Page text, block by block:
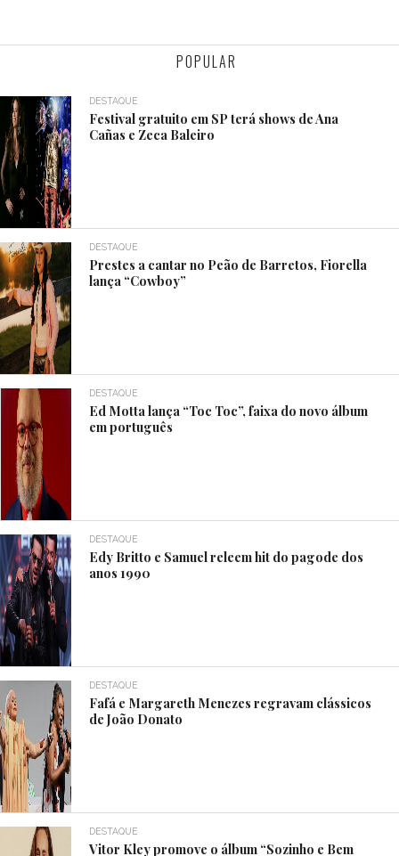
POPULAR
DESTAQUE
Festival gratuito em SP terá shows de Ana
Cañas e Zeca Baleiro
DESTAQUE
Prestes a cantar no Peão de Barretos, Fiorella
lança “Cowboy”
DESTAQUE
Ed Motta lança “Toc Toc”, faixa do novo álbum
em português
DESTAQUE
Edy Britto e Samuel releem hit do pagode dos
anos 1990
DESTAQUE
Fafá e Margareth Menezes regravam clássicos
de João Donato
DESTAQUE
Vitor Kley promove o álbum “Sozinho e Bem